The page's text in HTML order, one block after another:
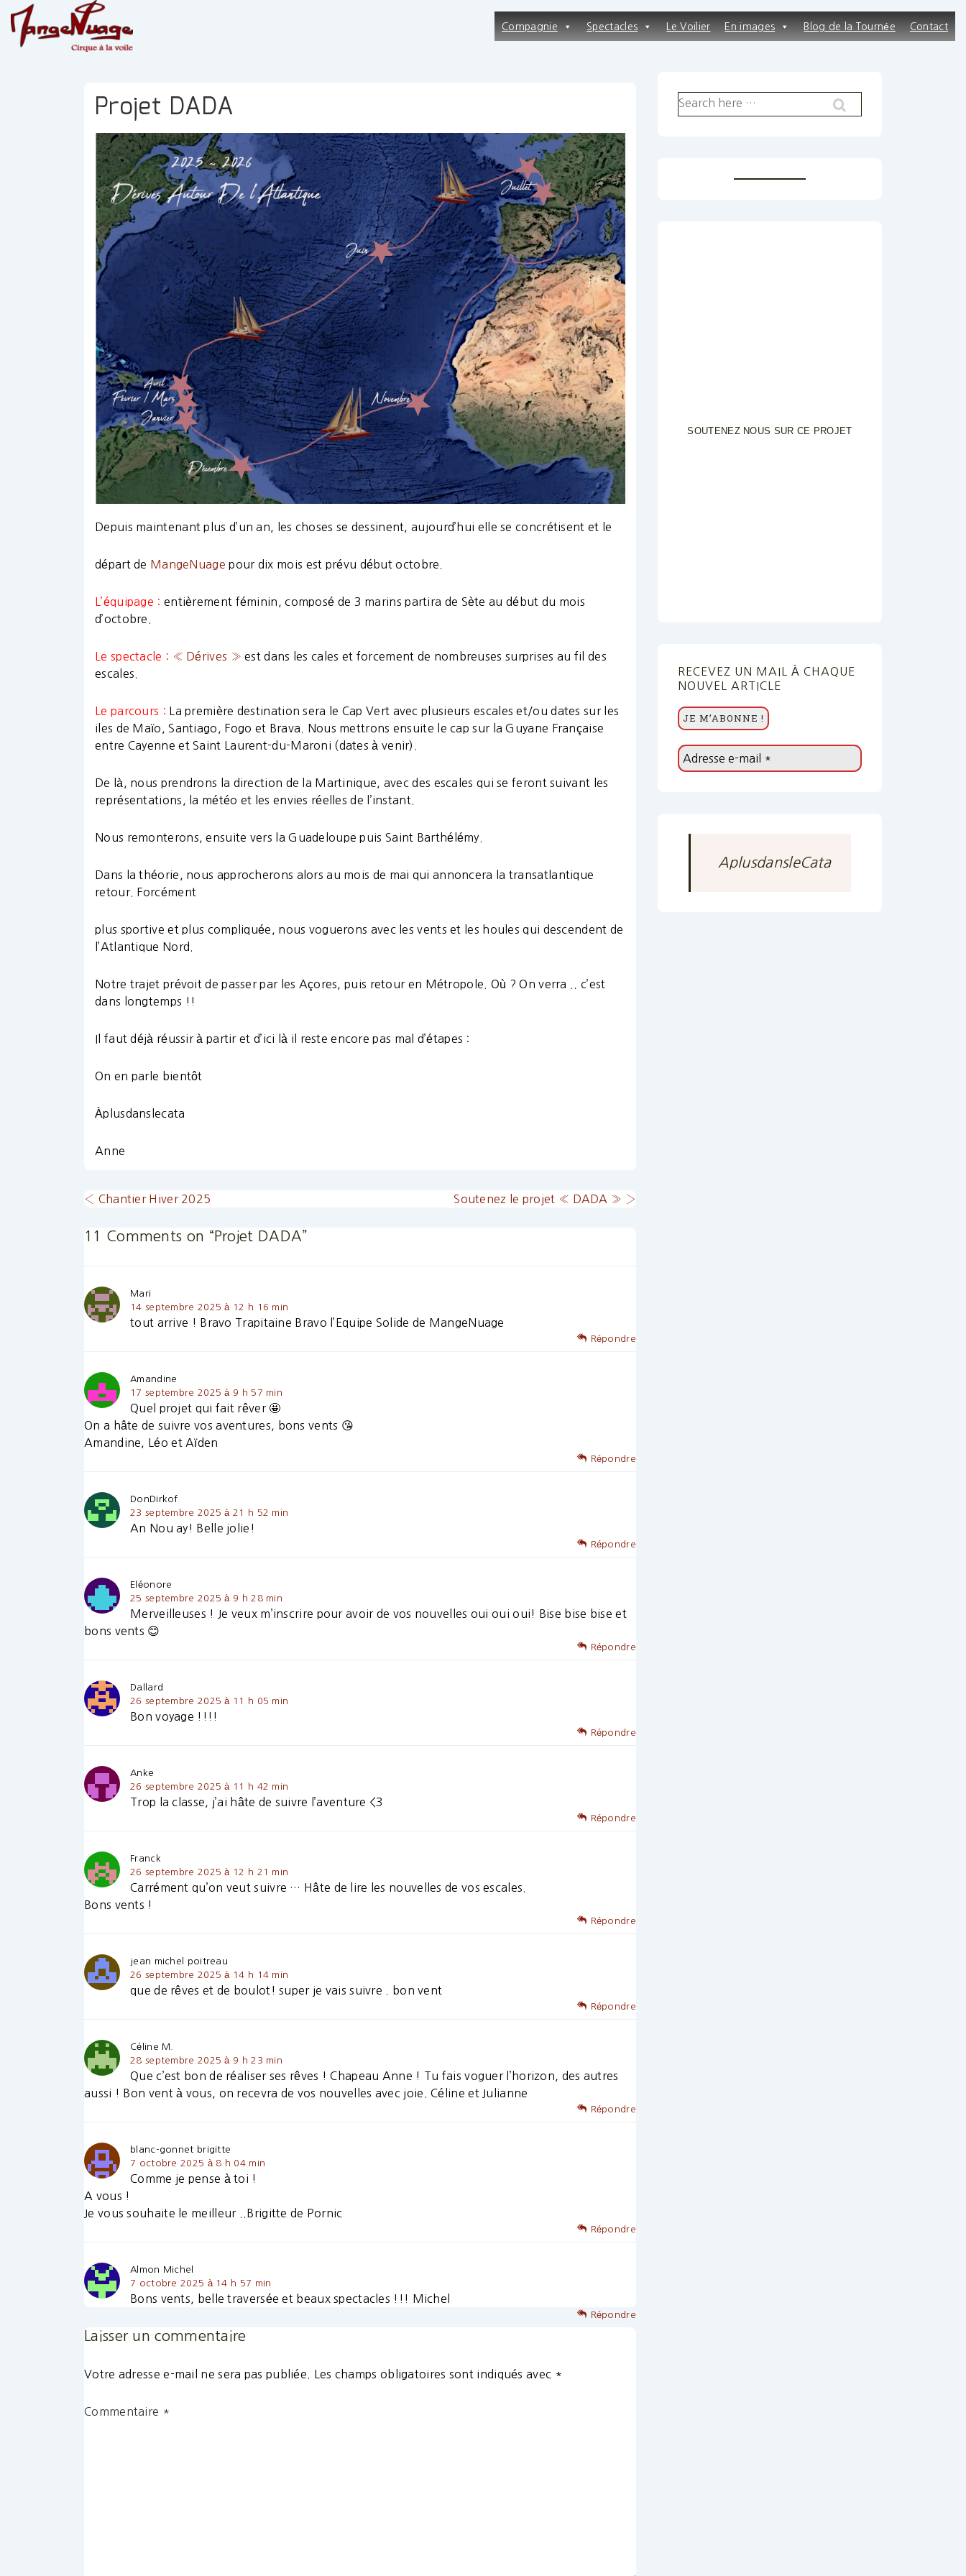
passer
Main
Compagnie Spectacles Le Voilier En images Blog de la Tournée Contact
Projet DADA
Depuis maintenant plus d’un an, les choses se dessinent, aujourd’hui elle se concrétisent et le
départ de MangeNuage pour dix mois est prévu début octobre.
L’équipage : entièrement féminin, composé de 3 marins partira de Sète au début du mois
d’octobre.
Le spectacle : « Dérives » est dans les cales et forcement de nombreuses surprises au fil des
escales.
Le parcours : La première destination sera le Cap Vert avec plusieurs escales et/ou dates sur les
iles de Maïo, Santiago, Fogo et Brava. Nous mettrons ensuite le cap sur la Guyane Française
entre Cayenne et Saint Laurent-du-Maroni (dates à venir).
De là, nous prendrons la direction de la Martinique, avec des escales qui se feront suivant les
représentations, la météo et les envies réelles de l’instant.
Nous remonterons, ensuite vers la Guadeloupe puis Saint Barthélémy.
Dans la théorie, nous approcherons alors au mois de mai qui annoncera la transatlantique
retour. Forcément
plus sportive et plus compliquée, nous voguerons avec les vents et les houles qui descendent de
l’Atlantique Nord.
Notre trajet prévoit de passer par les Açores, puis retour en Métropole. Où ? On verra .. c’est
dans longtemps !!
Il faut déjà réussir à partir et d’ici là il reste encore pas mal d’étapes :
On en parle bientôt
Àplusdanslecata
Anne
Navigation
Previous
is
‹ Chantier Hiver 2025
Next
Soutenez le projet « DADA » ›
11 Comments on “ Projet DADA”
Mari
14 septembre 2025 à 12 h 16 min
tout arrive ! Bravo Trapitaine Bravo l’Equipe Solide de MangeNuage
Répondre
Amandine
17 septembre 2025 à 9 h 57 min
Quel projet qui fait rêver 🤩
On a hâte de suivre vos aventures, bons vents 😘
Amandine, Léo et Aïden
Répondre
DonDirkof
23 septembre 2025 à 21 h 52 min
An Nou ay! Belle jolie!
Répondre
Eléonore
25 septembre 2025 à 9 h 28 min
Merveilleuses ! Je veux m’inscrire pour avoir de vos nouvelles oui oui oui! Bise bise bise et
bons vents 😊
Répondre
Dallard
26 septembre 2025 à 11 h 05 min
Bon voyage !!!!
Répondre
Anke
26 septembre 2025 à 11 h 42 min
Trop la classe, j’ai hâte de suivre l’aventure <3
Répondre
Franck
26 septembre 2025 à 12 h 21 min
Carrément qu’on veut suivre … Hâte de lire les nouvelles de vos escales.
Bons vents !
Répondre
jean michel poitreau
26 septembre 2025 à 14 h 14 min
que de rêves et de boulot! super je vais suivre . bon vent
Répondre
Céline M.
28 septembre 2025 à 9 h 23 min
Que c’est bon de réaliser ses rêves ! Chapeau Anne ! Tu fais voguer l’horizon, des autres
aussi ! Bon vent à vous, on recevra de vos nouvelles avec joie. Céline et Julianne
Répondre
blanc-gonnet brigitte
7 octobre 2025 à 8 h 04 min
Comme je pense à toi !
A vous !
Je vous souhaite le meilleur ..Brigitte de Pornic
Répondre
Almon Michel
7 octobre 2025 à 14 h 57 min
Bons vents, belle traversée et beaux spectacles !!! Michel
Répondre
Laisser un commentaire
Votre adresse e-mail ne sera pas publiée. Les champs obligatoires sont indiqués avec *
Commentaire *
Recherche
SOUTENEZ NOUS SUR CE PROJET
RECEVEZ UN MAIL À CHAQUE
NOUVEL ARTICLE
AplusdansleCata